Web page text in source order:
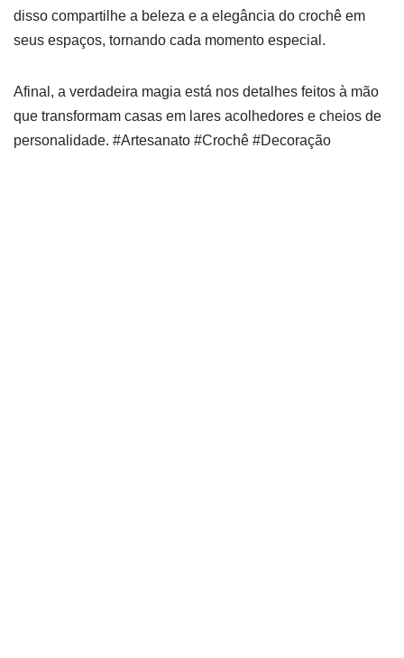
disso compartilhe a beleza e a elegância do crochê em
seus espaços, tornando cada momento especial.
Afinal, a verdadeira magia está nos detalhes feitos à mão
que transformam casas em lares acolhedores e cheios de
personalidade. #Artesanato #Crochê #Decoração